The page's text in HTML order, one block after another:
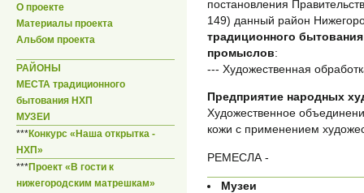
О проекте
Материалы проекта
Альбом проекта
РАЙОНЫ
МЕСТА традиционного
бытования НХП
МУЗЕИ
***Конкурс «Наша открытка -
НХП»
***Проект «В гости к
нижегородским матрешкам»
постановления
149) данный район
традиционного
промыслов:
--- Художественная
Предприятие народных
Художественное
кожи с применением
РЕМЕСЛА -
Музеи